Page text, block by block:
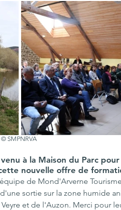
© SMPNRVA
à la Maison du Parc
nouvelle offre de
de Mond'Arverne
sortie sur la zone humide
et de l'Auzon. Merci pour